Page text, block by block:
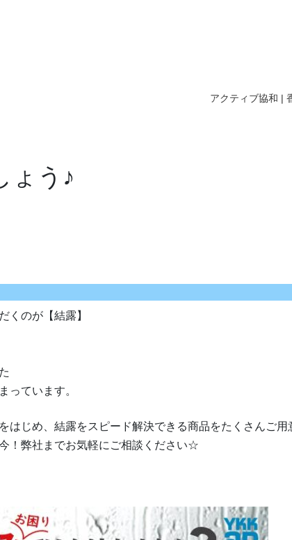
アクティブ協和 |
ょう♪
くのが【結露】
っています。
はじめ、結露をスピード解決できる商品をたくさんご
！弊社までお気軽にご相談ください☆